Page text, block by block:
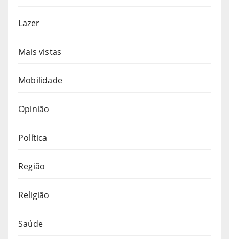
Lazer
Mais vistas
Mobilidade
Opinião
Política
Região
Religião
Saúde